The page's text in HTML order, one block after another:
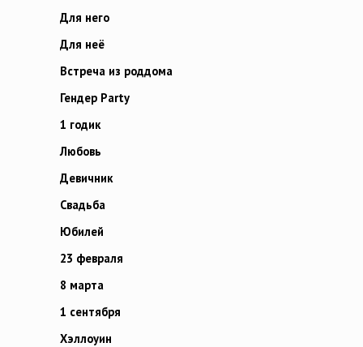
Для него
Для неё
Встреча из роддома
Гендер Party
1 годик
Любовь
Девичник
Свадьба
Юбилей
23 февраля
8 марта
1 сентября
Хэллоуин